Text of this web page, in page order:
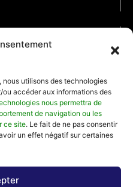
nous utilisons des technologies
accéder aux informations des
nous permettra de
de navigation ou les
ce site. Le fait de ne pas consentir
un effet négatif sur certaines